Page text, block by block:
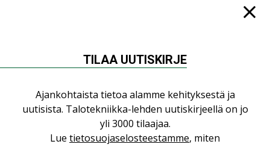
LUETUIMMAT UUTISET
Datakeskusurakointi on tekniikkalaji
LEHDEN ARTIKKELIT
Jarno Hacklin Cervin yrityskaupasta:
TILAA UUTISKIRJE
Ajankohtaista tietoa alamme kehityksestä ja
uutisista. Talotekniikka-lehden uutiskirjeellä on jo
yli 3000 tilaajaa.
Lue tietosuojaselosteestamme, miten